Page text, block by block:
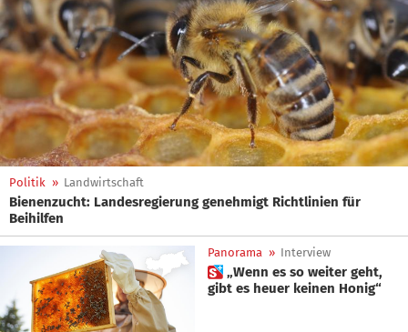
Politik » Landwirtschaft
Bienenzucht: Landesregierung genehmigt Richtlinien für
Beihilfen
Panorama » Interview
 „Wenn es so weiter geht,
gibt es heuer keinen Honig“